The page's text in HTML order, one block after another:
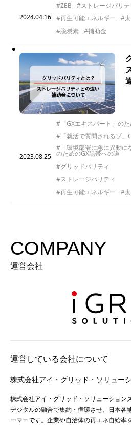
2024.04.16
#ZEB
#ストレージパリテ
#再生可能エネルギー
#
#脱炭素
#補助金
2023.08.25
#「GXエキスパート」の
#「就活で質問されるゾ」
#「環境部署に急に異動に
のためのGX黒帯への道
#グリッドパリティ
#ストレージパリティ
#再生可能エネルギー
#
COMPANY
運営会社
運営している会社について
株式会社アイ・グリッド・ソリュー
株式会社アイ・グリッド・ソリューション
デジタルの融合で集約・循環させ、日本各
ーマーです。企業や自治体の再エネ自給率